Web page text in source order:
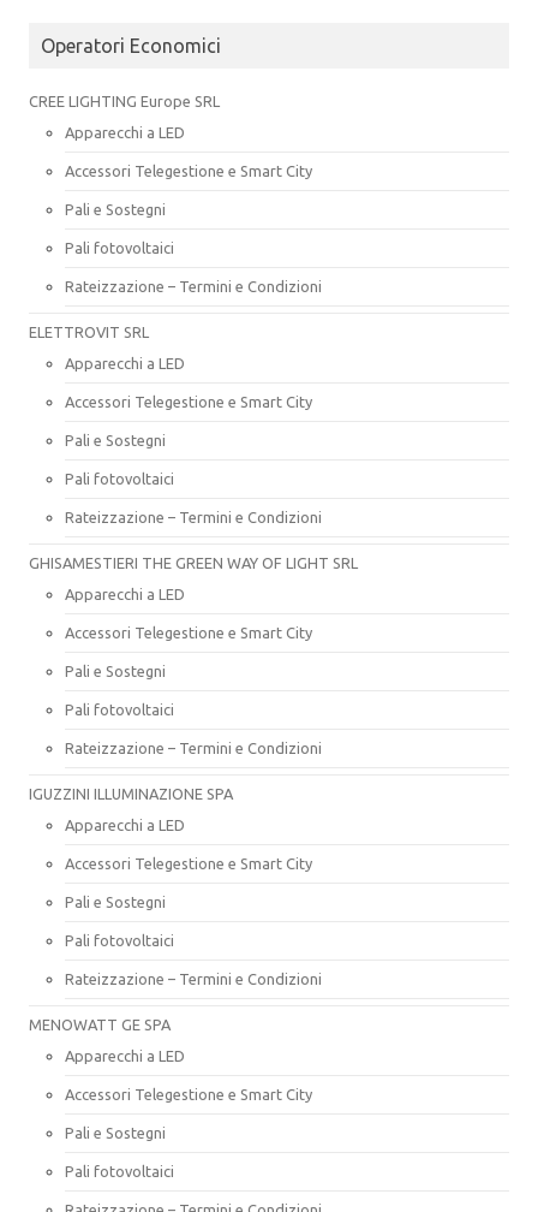
Operatori Economici
CREE LIGHTING Europe SRL
Apparecchi a LED
Accessori Telegestione e Smart City
Pali e Sostegni
Pali fotovoltaici
Rateizzazione – Termini e Condizioni
ELETTROVIT SRL
Apparecchi a LED
Accessori Telegestione e Smart City
Pali e Sostegni
Pali fotovoltaici
Rateizzazione – Termini e Condizioni
GHISAMESTIERI THE GREEN WAY OF LIGHT SRL
Apparecchi a LED
Accessori Telegestione e Smart City
Pali e Sostegni
Pali fotovoltaici
Rateizzazione – Termini e Condizioni
IGUZZINI ILLUMINAZIONE SPA
Apparecchi a LED
Accessori Telegestione e Smart City
Pali e Sostegni
Pali fotovoltaici
Rateizzazione – Termini e Condizioni
MENOWATT GE SPA
Apparecchi a LED
Accessori Telegestione e Smart City
Pali e Sostegni
Pali fotovoltaici